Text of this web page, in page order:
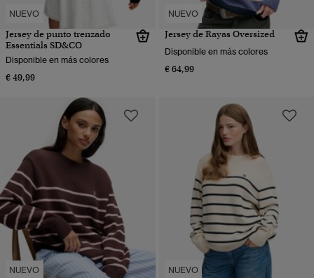
NUEVO
Jersey de punto trenzado
Essentials SD&CO
Disponible en más colores
€ 49,99
NUEVO
Jersey de Rayas Oversized
Disponible en más colores
€ 64,99
NUEVO NUEVO